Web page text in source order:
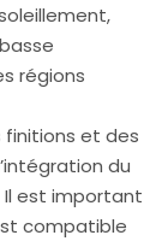
régions
finitions et des
du
est important
compatible